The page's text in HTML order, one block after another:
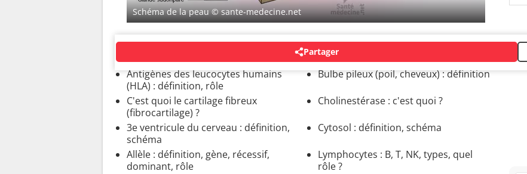
Schéma de la peau© sante-medecine.net
Partager
Antigènes des leucocytes humains
(HLA) : définition, rôle
Bulbe pileux (poil, cheveux) : définition
C'est quoi le cartilage fibreux
(fibrocartilage) ?
Cholinestérase : c'est quoi ?
3e ventricule du cerveau : définition,
schéma
Cytosol : définition, schéma
Allèle : définition, gène, récessif,
dominant, rôle
Lymphocytes : B, T, NK, types, quel
rôle ?